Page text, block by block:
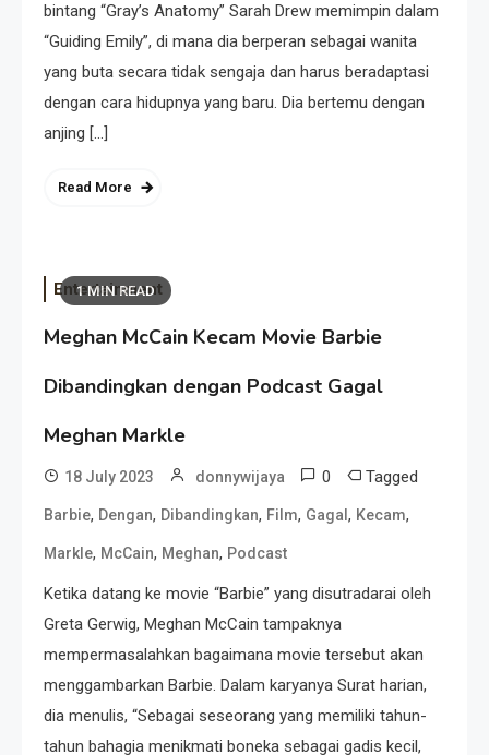
bintang “Gray’s Anatomy” Sarah Drew memimpin dalam
“Guiding Emily”, di mana dia berperan sebagai wanita
yang buta secara tidak sengaja dan harus beradaptasi
dengan cara hidupnya yang baru. Dia bertemu dengan
anjing […]
Read More
1 MIN READ
Entertainment
Meghan McCain Kecam Movie Barbie
Dibandingkan dengan Podcast Gagal
Meghan Markle
18 July 2023 donnywijaya 0 Tagged
Barbie, Dengan, Dibandingkan, Film, Gagal , Kecam,
Markle, McCain, Meghan, Podcast
Ketika datang ke movie “Barbie” yang disutradarai oleh
Greta Gerwig, Meghan McCain tampaknya
mempermasalahkan bagaimana movie tersebut akan
menggambarkan Barbie. Dalam karyanya Surat harian,
dia menulis, “Sebagai seseorang yang memiliki tahun-
tahun bahagia menikmati boneka sebagai gadis kecil,